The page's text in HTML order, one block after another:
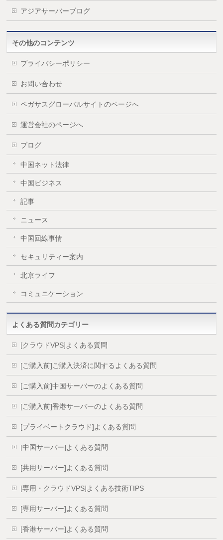
アジアサーバーブログ
その他のコンテンツ
プライバシーポリシー
お問い合わせ
ペガサスグローバルサイトのページへ
運営会社のページへ
ブログ
中国ネット法律
中国ビジネス
記事
ニュース
中国回線事情
セキュリティー案内
北京ライフ
コミュニケーション
よくある質問カテゴリー
[クラウドVPS]よくある質問
[ご購入前]ご購入決済に関するよくある質問
[ご購入前]中国サーバーのよくある質問
[ご購入前]香港サーバーのよくある質問
[プライベートクラウド]よくある質問
[中国サーバー]よくある質問
[共用サーバー]よくある質問
[専用・クラウドVPS]よくある技術TIPS
[専用サーバー]よくある質問
[香港サーバー]よくある質問